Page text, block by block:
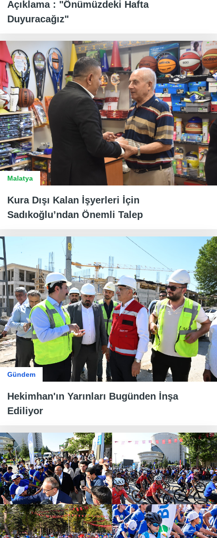
Açıklama : "Önümüzdeki Hafta
Duyuracağız"
Malatya
Kura Dışı Kalan İşyerleri İçin
Sadıkoğlu’ndan Önemli Talep
Gündem
Hekimhan'ın Yarınları Bugünden İnşa
Ediliyor